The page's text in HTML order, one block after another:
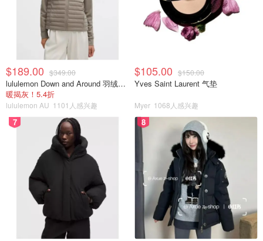
$189.00 $349.00
lululemon Down and Around 羽绒夹克
暖揭灰！5.4折
lululemon AU 1101人感兴趣
$105.00 $150.00
Yves Saint Laurent 气垫
Myer 1068人感兴趣
7 8